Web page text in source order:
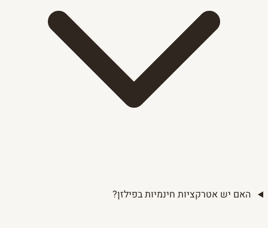
האם יש אטרקציות חינמיות בפילזן?